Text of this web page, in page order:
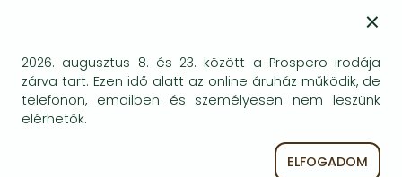
One-Punch Man manga
ügyfélszolgálatunkhoz!
×
2026. augusztus 8. és 23. között a Prospero irodája
zárva tart. Ezen idő alatt az online áruház működik, de
telefonon, emailben és személyesen nem leszünk
elérhetők.
ELFOGADOM